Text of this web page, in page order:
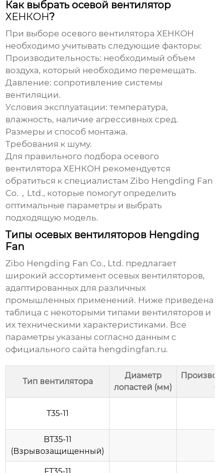
Как выбрать осевой вентилятор
ХЕНКОН?
При выборе осевого вентилятораХЕНКОН
необходимо учитывать следующие факторы:
Производительность: необходимый объем
воздуха, который необходимо перемещать.
Давление: сопротивление системы
вентиляции.
Условия эксплуатации: температура,
влажность, наличие агрессивных сред.
Размеры и способ монтажа.
Требования к шуму.
Для правильного подбора осевого
вентилятораХЕНКОН рекомендуется
обратиться к специалистамZibo Hengding Fan
Co.，Ltd., которые помогут определить
оптимальные параметры и выбрать
подходящую модель.
Типы осевых вентиляторов Hengding
Fan
Zibo Hengding Fan Co., Ltd. предлагает
широкий ассортимент осевых вентиляторов,
адаптированных для различных
промышленных применений. Ниже приведена
таблица с некоторыми типами вентиляторов и
их техническими характеристиками. Все
параметры указаны согласно данным с
официального сайта hengdingfan.ru.
Тип вентилятора
Диаметр
лопастей (мм)
T35-11
BT35-11
(Взрывозащищенный)